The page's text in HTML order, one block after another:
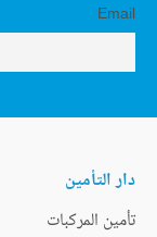
Email
دار التأمين
تأمين المركبات